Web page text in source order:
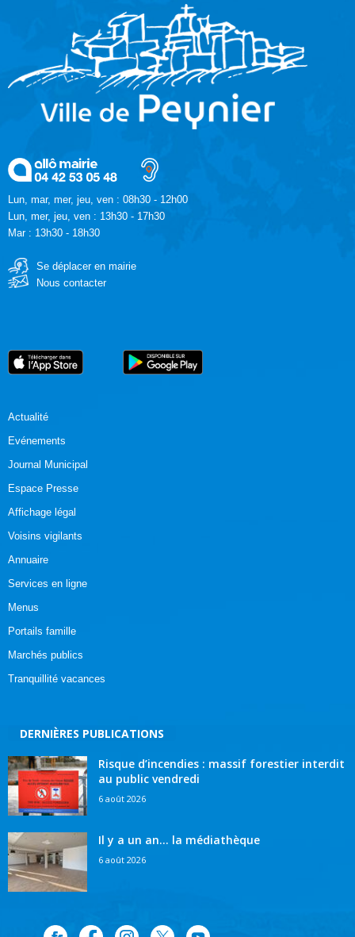
Lun, mar, mer, jeu, ven : 08h30 - 12h00
Lun, mer, jeu, ven : 13h30 - 17h30
Mar : 13h30 - 18h30
Se déplacer en mairie
Nous contacter
Actualité
Evénements
Journal Municipal
Espace Presse
Affichage légal
Voisins vigilants
Annuaire
Services en ligne
Menus
Portails famille
Marchés publics
Tranquillité vacances
DERNIÈRES PUBLICATIONS
Risque d’incendies : massif forestier interdit
au public vendredi
6 août 2026
Il y a un an… la médiathèque
6 août 2026